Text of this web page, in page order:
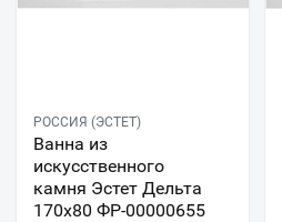
РОССИЯ (ЭСТЕТ)
Ванна из
искусственного
камня Эстет Дельта
170х80 ФР-00000655